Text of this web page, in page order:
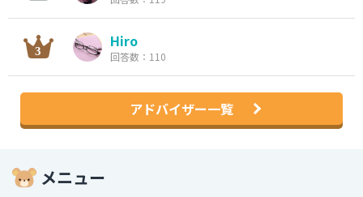
Hiro
回答数：110
アドバイザー一覧
メニュー